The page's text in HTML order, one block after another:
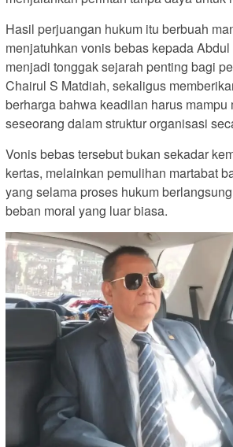
Hasil perjuangan hukum itu berbuah
menjatuhkan vonis bebas kepada
menjadi tonggak sejarah penting bagi
Chairul S Matdiah, sekaligus
berharga bahwa keadilan harus mampu
seseorang dalam struktur organisasi
Vonis bebas tersebut bukan sekadar
kertas, melainkan pemulihan martabat
yang selama proses hukum
beban moral yang luar biasa.